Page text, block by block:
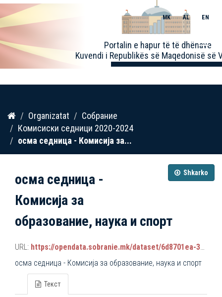
Kalo
përmbajtja
Portalin e hapur të të dhënave
Kuvendi i Republikës së Maqedonisë së
MK AL EN
Toggle
Organizatat
Собрание
Комисиски седници 2020-2024
осма седница - Комисија за...
Shkarko
осма седница -
Комисија за
образование, наука и спорт
URL: https://opendata.sobranie.mk/dataset/6d8701ea-3a42-465d-8f88-639bc6dc1a8e/resource/d9dea6b0-423f-49c6-9418-e6efe227274c/download/komisiski_sednici.json
осма седница - Комисија за образование, наука и спорт
Текст